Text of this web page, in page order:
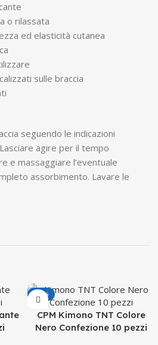
o rilassata
ed elasticità cutanea
sulle braccia
seguendo le indicazioni
agire per il tempo
e massaggiare l’eventuale
assorbimento. Lavare le
-16%
CPM Kimono TNT Colore
Nero Confezione 10 pezzi